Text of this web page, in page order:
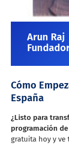
Arun Raj
Cómo
España
¿Listo para
programación
gratuita hoy y ve